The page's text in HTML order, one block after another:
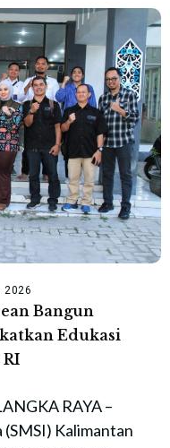
2026
Bangun
Edukasi
RAYA –
Kalimantan